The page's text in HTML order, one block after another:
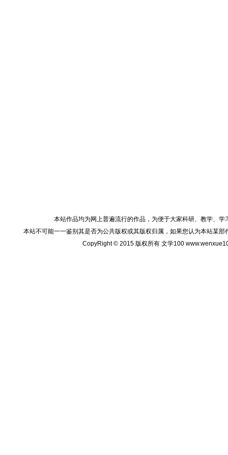
本站作品均为网上普遍流行的作品，为便于大家科研、教学、
本站不可能一一鉴别其是否为公共版权或其版权归属，如果您认为本站某
CopyRight © 2015 版权所有 文学100